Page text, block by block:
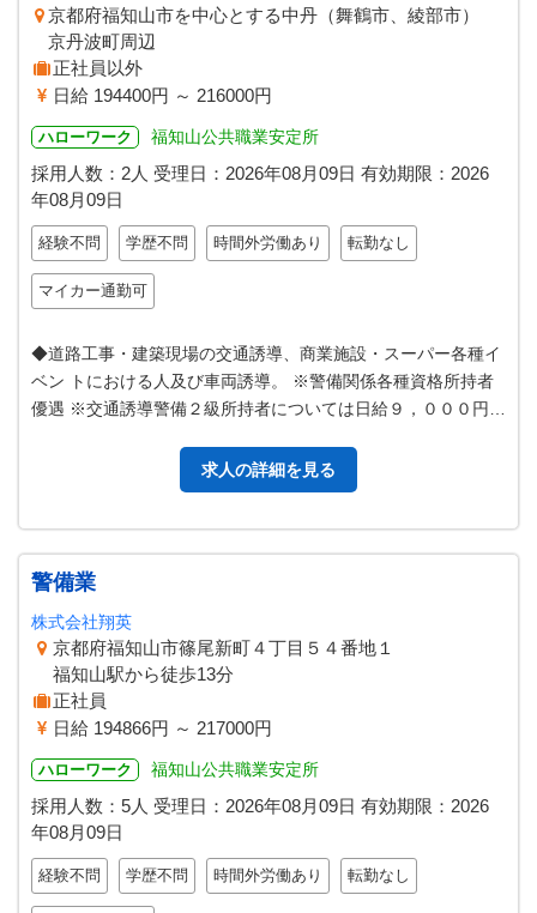
京都府福知山市を中心とする中丹（舞鶴市、綾部市）
京丹波町周辺
正社員以外
日給 194400円 ～ 216000円
ハローワーク 福知山公共職業安定所
採用人数：2人 受理日： 2026年08月09日 有効期限： 2026
年08月09日
経験不問 学歴不問 時間外労働あり 転勤なし
マイカー通勤可
◆道路工事・建築現場の交通誘導、商業施設・スーパー各種イ
ベン トにおける人及び車両誘導。 ※警備関係各種資格所持者
優遇 ※交通誘導警備２級所持者については日給９，０００円以
求人の詳細を見る
警備業
株式会社翔英
京都府福知山市篠尾新町４丁目５４番地１
福知山駅から徒歩13分
正社員
日給 194866円 ～ 217000円
ハローワーク 福知山公共職業安定所
採用人数：5人 受理日： 2026年08月09日 有効期限： 2026
年08月09日
経験不問 学歴不問 時間外労働あり 転勤なし